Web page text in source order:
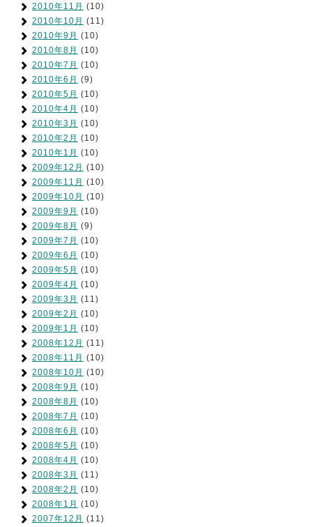
2010年11月 (10)
2010年10月 (11)
2010年9月 (10)
2010年8月 (10)
2010年7月 (10)
2010年6月 (9)
2010年5月 (10)
2010年4月 (10)
2010年3月 (10)
2010年2月 (10)
2010年1月 (10)
2009年12月 (10)
2009年11月 (10)
2009年10月 (10)
2009年9月 (10)
2009年8月 (9)
2009年7月 (10)
2009年6月 (10)
2009年5月 (10)
2009年4月 (10)
2009年3月 (11)
2009年2月 (10)
2009年1月 (10)
2008年12月 (11)
2008年11月 (10)
2008年10月 (10)
2008年9月 (10)
2008年8月 (10)
2008年7月 (10)
2008年6月 (10)
2008年5月 (10)
2008年4月 (10)
2008年3月 (11)
2008年2月 (10)
2008年1月 (10)
2007年12月 (11)